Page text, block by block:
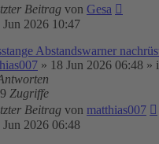
Beitrag von Gesa
Jun 2026 10:47
Abstandswarner
» 18 Jun 2026 06:48 »
Zugriffe
Beitrag von matthias007
Jun 2026 06:48